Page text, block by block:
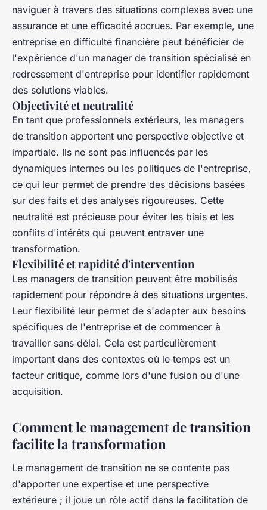
naviguer à travers des situations complexes avec une
assurance et une efficacité accrues. Par exemple, une
entreprise en difficulté financière peut bénéficier de
l'expérience d'un manager de transition spécialisé en
redressement d'entreprise pour identifier rapidement
des solutions viables.
Objectivité et neutralité
En tant que professionnels extérieurs, les managers
de transition apportent une perspective objective et
impartiale. Ils ne sont pas influencés par les
dynamiques internes ou les politiques de l'entreprise,
ce qui leur permet de prendre des décisions basées
sur des faits et des analyses rigoureuses. Cette
neutralité est précieuse pour éviter les biais et les
conflits d'intérêts qui peuvent entraver une
transformation.
Flexibilité et rapidité d'intervention
Les managers de transition peuvent être mobilisés
rapidement pour répondre à des situations urgentes.
Leur flexibilité leur permet de s'adapter aux besoins
spécifiques de l'entreprise et de commencer à
travailler sans délai. Cela est particulièrement
important dans des contextes où le temps est un
facteur critique, comme lors d'une fusion ou d'une
acquisition.
Comment le management de transition
facilite la transformation
Le management de transition ne se contente pas
d'apporter une expertise et une perspective
extérieure ; il joue un rôle actif dans la facilitation de